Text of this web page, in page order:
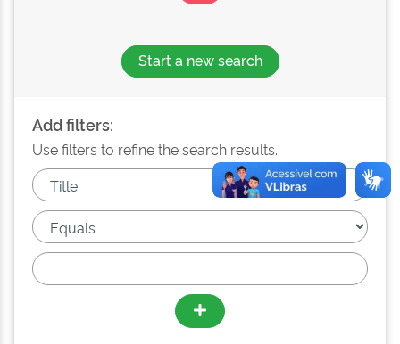
Start a new search
Add filters:
Use filters to refine the search results.